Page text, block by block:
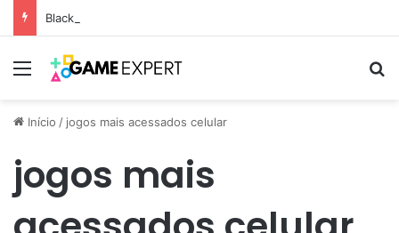
Black Friday: descontos incríveis em eletrônicos
Menu
Início / jogos mais acessados celular
jogos mais